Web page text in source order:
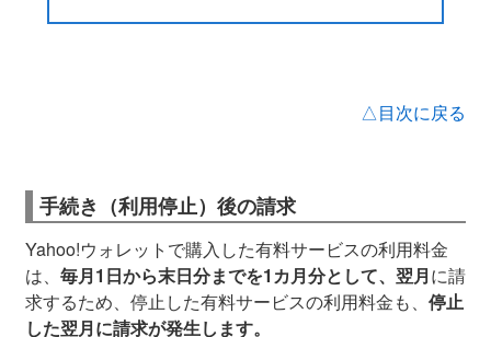
△目次に戻る
手続き（利用停止）後の請求
Yahoo!ウォレットで購入した有料サービスの利用料金
は、 毎月1日から末日分までを1カ月分として、翌月に請
求するため、停止した有料サービスの利用料金も、 停止
した翌月に請求が発生します。